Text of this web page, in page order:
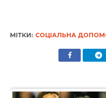
МІТКИ: СОЦІАЛЬНА